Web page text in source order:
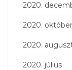
2020.
2020. október
2020.
2020. július